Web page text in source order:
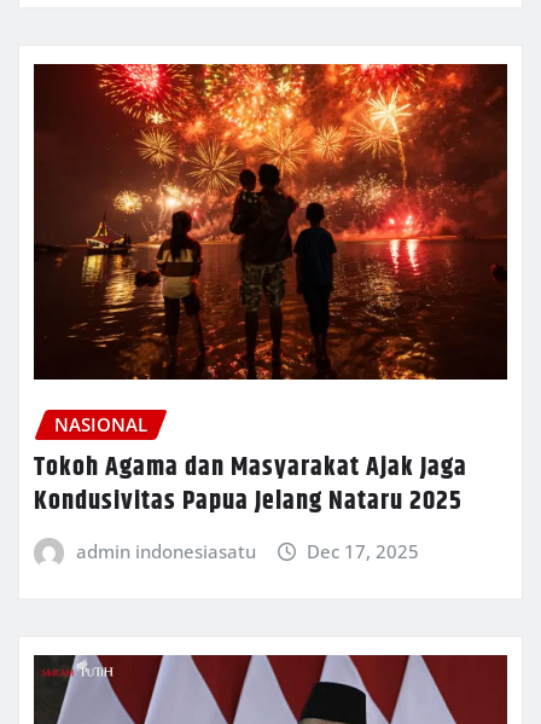
NASIONAL
Tokoh Agama dan Masyarakat Ajak Jaga
Kondusivitas Papua Jelang Nataru 2025
admin indonesiasatu Dec 17, 2025